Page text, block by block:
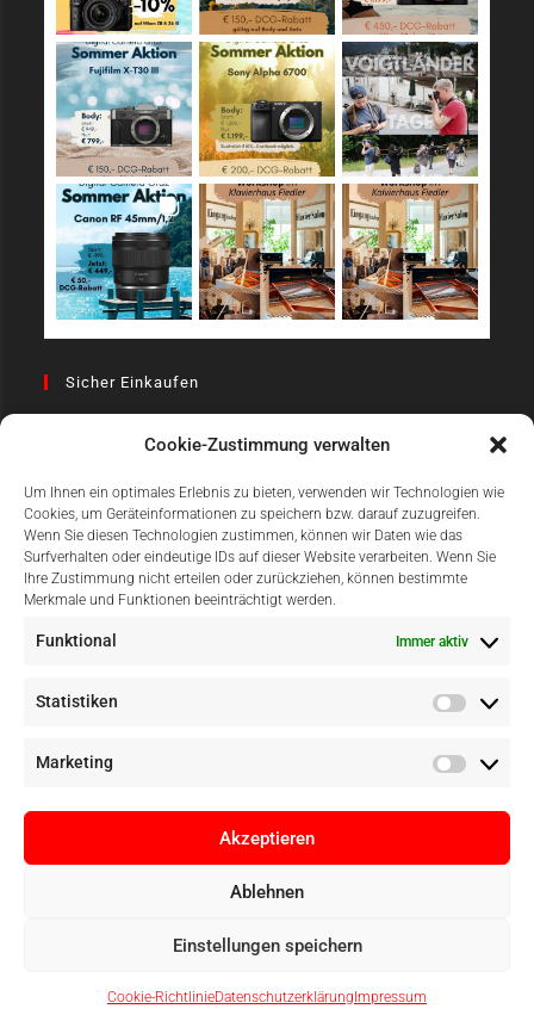
Cookie-Zustimmung verwalten
Um Ihnen ein optimales Erlebnis zu bieten, verwenden wir Technologien wie
Cookies, um Geräteinformationen zu speichern bzw. darauf zuzugreifen.
Wenn Sie diesen Technologien zustimmen, können wir Daten wie das
Surfverhalten oder eindeutige IDs auf dieser Website verarbeiten. Wenn Sie
Ihre Zustimmung nicht erteilen oder zurückziehen, können bestimmte
Merkmale und Funktionen beeinträchtigt werden.
Funktional Immer aktiv
Statistiken
Marketing
Akzeptieren
Ablehnen
Einstellungen speichern
Cookie-RichtlinieDatenschutzerklärung Impressum
Sicher Einkaufen
Einfach Online Bezahlen
Copyright © Digital Camera Graz 2022. Alle Rechte vorbehalten. E-
Commerce bypathways digital, Mallorca